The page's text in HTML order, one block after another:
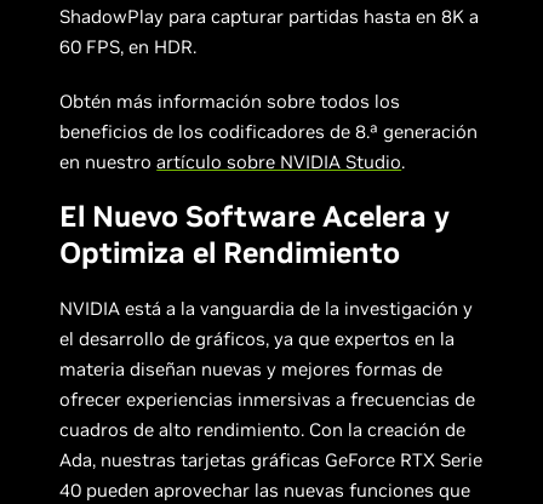
ShadowPlay para capturar partidas hasta en 8K a
60 FPS, en HDR.
Obtén más información sobre todos los
beneficios de los codificadores de 8.ª generación
en nuestroartículo sobre NVIDIA Studio.
El Nuevo Software Acelera y
Optimiza el Rendimiento
NVIDIA está a la vanguardia de la investigación y
el desarrollo de gráficos, ya que expertos en la
materia diseñan nuevas y mejores formas de
ofrecer experiencias inmersivas a frecuencias de
cuadros de alto rendimiento. Con la creación de
Ada, nuestras tarjetas gráficas GeForce RTX Serie
40 pueden aprovechar las nuevas funciones que